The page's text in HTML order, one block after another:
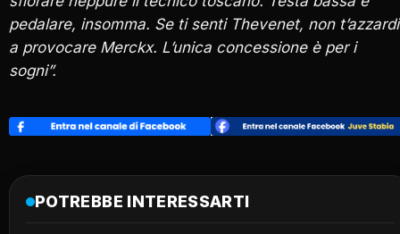
pedalare, insomma. Se ti senti Thevenet, non t’azzardi
a provocare Merckx. L’unica concessione è per i
sogni”.
POTREBBE INTERESSARTI